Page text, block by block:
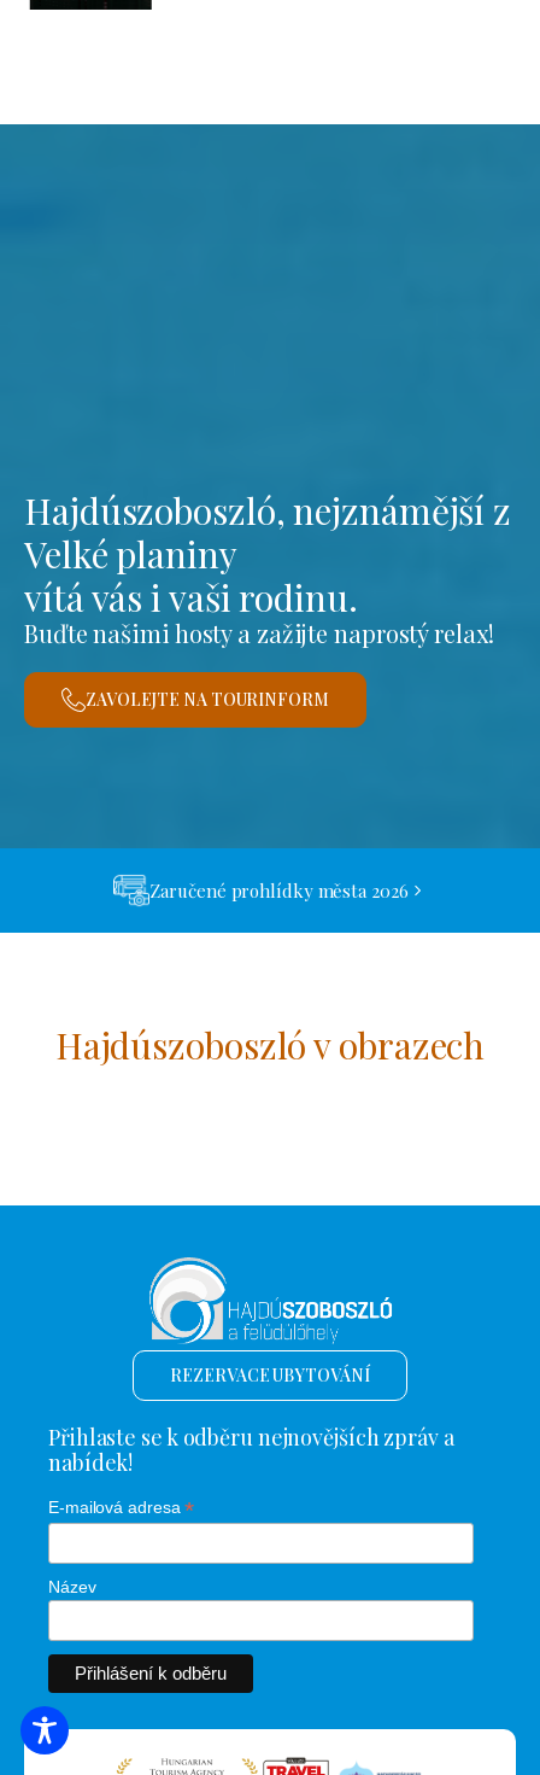
Hajdúszoboszló, nejznámější z
Velké planiny
vítá vás i vaši rodinu.
Buďte našimi hosty a zažijte naprostý relax!
ZAVOLEJTE NA TOURINFORM
Zaručené prohlídky města 2026
Hajdúszoboszló v obrazech
REZERVACE UBYTOVÁNÍ
Přihlaste se k odběru nejnovějších zpráv a
nabídek!
E-mailová adresa*
Název